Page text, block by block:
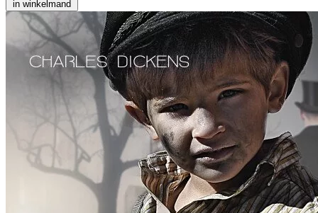
in winkelmand